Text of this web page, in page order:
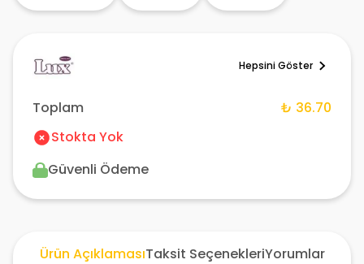
Hepsini Göster
Toplam
₺ 36.70
Stokta Yok
Güvenli Ödeme
Ürün AçıklamasıTaksit SeçenekleriYorumlar